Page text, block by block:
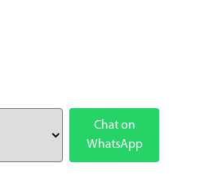
Chat on
WhatsApp